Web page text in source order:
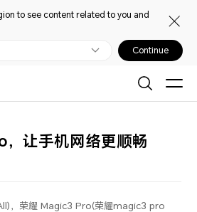
to see content related to you and
Continue
，让手机网络更顺畅
，荣耀 Magic3 Pro(荣耀magic3 pro